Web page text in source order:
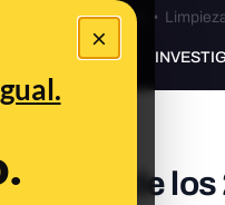
×
Bulos Ceuta •
PREBUNKING
28 de